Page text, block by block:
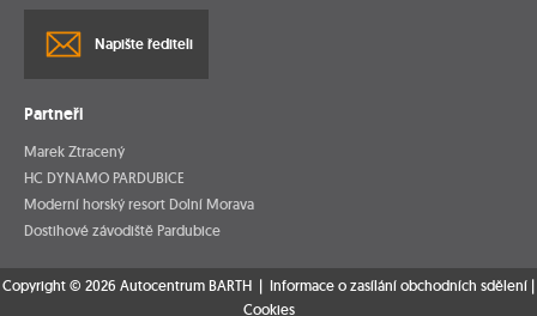
Napište řediteli
Partneři
Marek Ztracený
HC DYNAMO PARDUBICE
Moderní horský resort Dolní Morava
Dostihové závodiště Pardubice
Copyright © 2026 Autocentrum BARTH | Informace o zasílání obchodních sdělení |
Cookies